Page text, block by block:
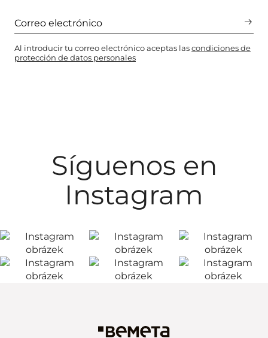
Al introducir tu correo electrónico aceptas lascondiciones de
protección de datos personales
Síguenos en
Instagram